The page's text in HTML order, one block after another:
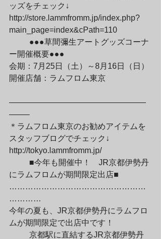
ッズをチェック↓
http://store.lammfromm.jp/index.php?
main_page=index&cPath=110
ー開催概要●●●
会期：7月25日（土）～8月16日（日）
開催店舗：ラムフロム東京
—————————————————
——–
＊ラムフロム東京のお勧めアイテムを
スタッフブログでチェック↓
http://tokyo.lammfromm.jp/
にラムフロムが期間限定出店■
……………………………………………
…………
今年の夏も、JR京都伊勢丹にラムフロ
ムが期間限定で出店中です！